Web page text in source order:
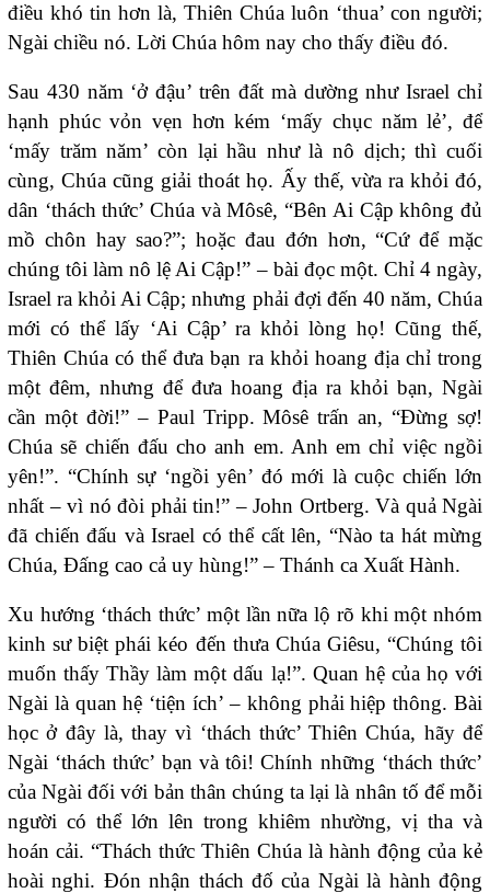
điều khó tin hơn là, Thiên Chúa luôn ‘thua’ con người;
Ngài chiều nó. Lời Chúa hôm nay cho thấy điều đó.
Sau 430 năm ‘ở đậu’ trên đất mà dường như Israel chỉ
hạnh phúc vỏn vẹn hơn kém ‘mấy chục năm lẻ’, để
‘mấy trăm năm’ còn lại hầu như là nô dịch; thì cuối
cùng, Chúa cũng giải thoát họ. Ấy thế, vừa ra khỏi đó,
dân ‘thách thức’ Chúa và Môsê, “Bên Ai Cập không đủ
mồ chôn hay sao?”; hoặc đau đớn hơn, “Cứ để mặc
chúng tôi làm nô lệ Ai Cập!” – bài đọc một. Chỉ 4 ngày,
Israel ra khỏi Ai Cập; nhưng phải đợi đến 40 năm, Chúa
mới có thể lấy ‘Ai Cập’ ra khỏi lòng họ! Cũng thế,
Thiên Chúa có thể đưa bạn ra khỏi hoang địa chỉ trong
một đêm, nhưng để đưa hoang địa ra khỏi bạn, Ngài
cần một đời!” – Paul Tripp. Môsê trấn an, “Đừng sợ!
Chúa sẽ chiến đấu cho anh em. Anh em chỉ việc ngồi
yên!”. “Chính sự ‘ngồi yên’ đó mới là cuộc chiến lớn
nhất – vì nó đòi phải tin!” – John Ortberg. Và quả Ngài
đã chiến đấu và Israel có thể cất lên, “Nào ta hát mừng
Chúa, Đấng cao cả uy hùng!” – Thánh ca Xuất Hành.
Xu hướng ‘thách thức’ một lần nữa lộ rõ khi một nhóm
kinh sư biệt phái kéo đến thưa Chúa Giêsu, “Chúng tôi
muốn thấy Thầy làm một dấu lạ!”. Quan hệ của họ với
Ngài là quan hệ ‘tiện ích’ – không phải hiệp thông. Bài
học ở đây là, thay vì ‘thách thức’ Thiên Chúa, hãy để
Ngài ‘thách thức’ bạn và tôi! Chính những ‘thách thức’
của Ngài đối với bản thân chúng ta lại là nhân tố để mỗi
người có thể lớn lên trong khiêm nhường, vị tha và
hoán cải. “Thách thức Thiên Chúa là hành động của kẻ
hoài nghi. Đón nhận thách đố của Ngài là hành động